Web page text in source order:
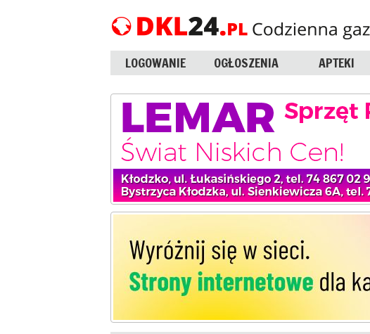
LOGOWANIE OGŁOSZENIA APTEKI